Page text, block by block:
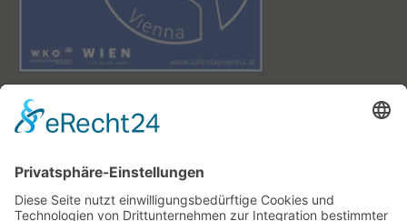
DAS WETTER IN WIEN
28 °